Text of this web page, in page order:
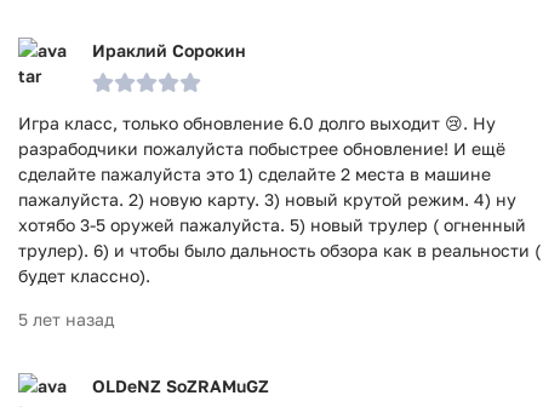
Ираклий Сорокин
Игра класс, только обновление 6.0 долго выходит 😢. Ну
разрабодчики пожалуйста побыстрее обновление! И ещё
сделайте пажалуйста это 1) сделайте 2 места в машине
пажалуйста. 2) новую карту. 3) новый крутой режим. 4) ну
хотябо 3-5 оружей пажалуйста. 5) новый трулер ( огненный
трулер). 6) и чтобы было дальность обзора как в реальности (
будет классно).
5 лет назад
OLDeNZ SoZRAMuGZ